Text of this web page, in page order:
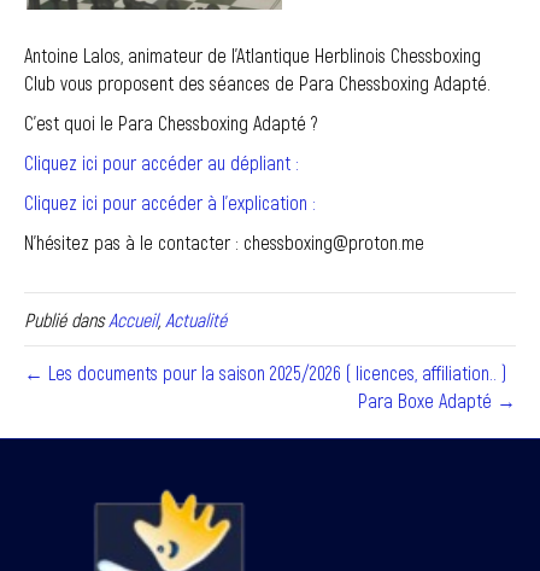
Antoine Lalos, animateur de l’Atlantique Herblinois Chessboxing
Club vous proposent des séances de Para Chessboxing Adapté.
C’est quoi le Para Chessboxing Adapté ?
Cliquez ici pour accéder au dépliant :
Cliquez ici pour accéder à l’explication :
N’hésitez pas à le contacter : chessboxing@proton.me
Publié dansAccueil, Actualité
← Les documents pour la saison 2025/2026 ( licences, affiliation.. )
Para Boxe Adapté →